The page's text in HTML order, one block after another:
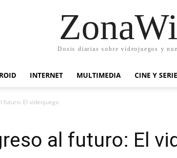
Dosis diarias sobre videojuegos y
INTERNET MULTIMEDIA CINE Y
futuro: El videojuego
al futuro: El